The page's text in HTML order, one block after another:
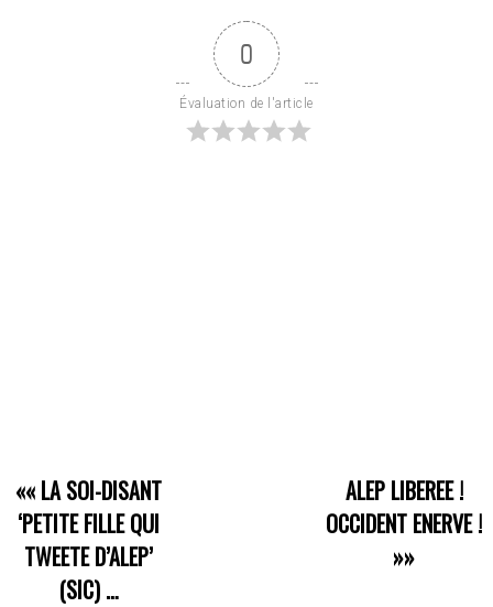
0
Évaluation de l'article
«« LA SOI-DISANT
‘PETITE FILLE QUI
TWEETE D’ALEP’
(SIC) …
ALEP LIBEREE !
OCCIDENT ENERVE !
»»